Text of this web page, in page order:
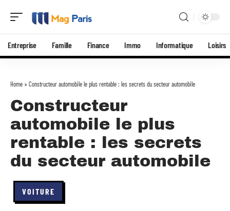
Entreprise Famille Finance Immo Informatique Loisirs
Home » Constructeur automobile le plus rentable : les secrets du secteur automobile
Constructeur
automobile le plus
rentable : les secrets
du secteur automobile
VOITURE